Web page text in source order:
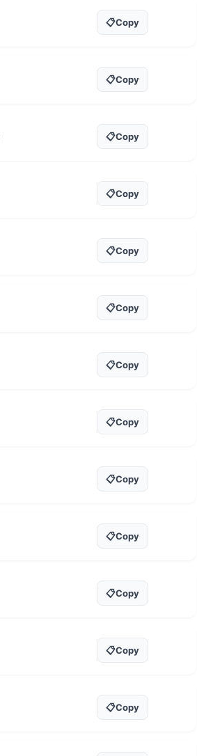
📋Copy
📋Copy
📋Copy
📋Copy
📋Copy
📋Copy
📋Copy
📋Copy
📋Copy
📋Copy
📋Copy
📋Copy
📋Copy